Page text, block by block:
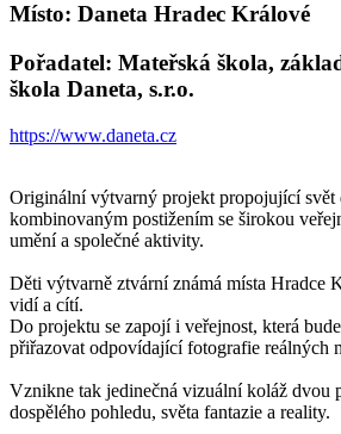
Místo: Daneta Hradec Králové
Pořadatel: Mateřská škola,
škola Daneta, s.r.o.
https://www.daneta.cz
Originální výtvarný projekt propojující svět
kombinovaným postižením se širokou
umění a společné aktivity.
Děti výtvarně ztvární známá místa Hradce
vidí a cítí.
Do projektu se zapojí i veřejnost, která
přiřazovat odpovídající fotografie reálných
Vznikne tak jedinečná vizuální koláž dvou
dospělého pohledu, světa fantazie a reality.